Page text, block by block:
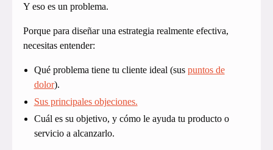
Y eso es un problema.
Porque para diseñar una estrategia realmente efectiva,
necesitas entender:
Qué problema tiene tu cliente ideal (sus puntos de
dolor).
Sus principales objeciones.
Cuál es su objetivo, y cómo le ayuda tu producto o
servicio a alcanzarlo.